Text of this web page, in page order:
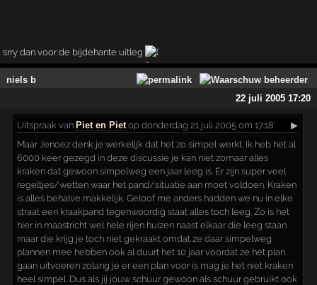
srry dan voor de bijdehante uitleg
niels b
22 juli 2005 17:20
Uitspraak van Piet en Pietop donderdag 21 juli 2005 om 17:18:
▶
Maar Jenoez denk je werkelijk dat het zo simpel werkt. Ik heb het al
6000 keer gezegd in deze discussie je kan niet zomaar alles
kraken dat gewoon simpelweg een jaar leeg is. Er zijn super veel
regeltjes/wetten waar het pand/situatie aan moet voldoen. Kraken
is alles behalve makkelijk. Geloof me anders hadden we nu in elke
straat een kraakpand tegenwoordig staat alles toch leeg. Zo is het
hier in maastricht wel hele rijen huizen naast elkaar die leeg staan
maar die krijg je toch niet gekraakt omdat ze daar simpelweg
plannen mee hebben ook al duurt het 10 jaar voordat ze het plan
gaan uitvoeren zolang je er een plan voor is mag je het niet kraken
heel simpel. Dus als jij jouw schuur gewoon als schuur gebruikt ook